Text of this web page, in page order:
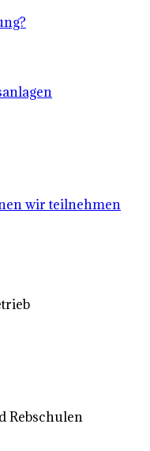
wir teilnehmen
Rebschulen